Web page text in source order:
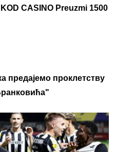
CASINO Preuzmi 1500
предајемо проклетству